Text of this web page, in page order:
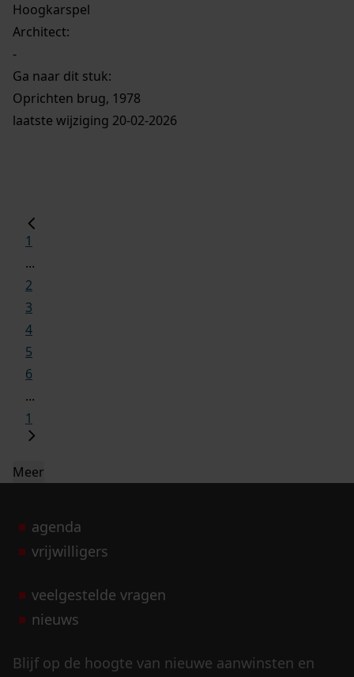
Hoogkarspel
Architect:
-
Ga naar dit stuk:
Oprichten brug, 1978
laatste wijziging 20-02-2026
1
...
2
3
4
5
6
...
1
Meer
agenda
vrijwilligers
veelgestelde vragen
nieuws
Blijf op de hoogte van nieuwe aanwinsten en